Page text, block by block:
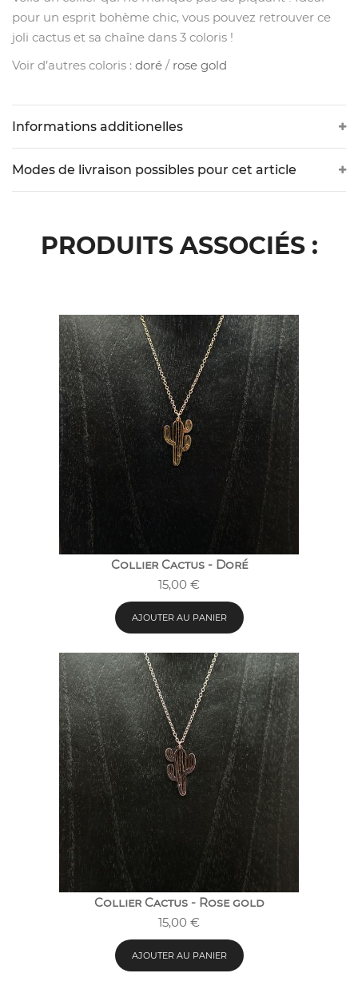
pour un esprit bohème chic, vous pouvez retrouver ce
joli cactus et sa chaîne dans 3 coloris !
Voir d’autres coloris : doré / rose gold
Informations additionelles
Modes de livraison possibles pour cet article
PRODUITS ASSOCIÉS :
Collier Cactus - Doré
15,00 €
AJOUTER AU PANIER
Collier Cactus - Rose gold
15,00 €
AJOUTER AU PANIER